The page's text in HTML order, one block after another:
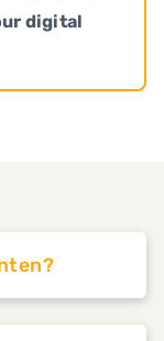
digital